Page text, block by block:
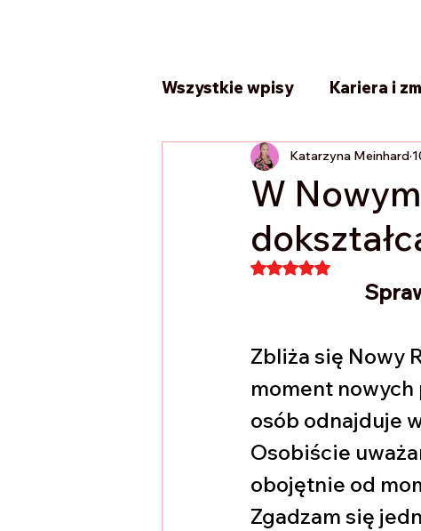
Wszystkie wpisy Kariera i
Planowanie i organizacja
W
Katarzyna Meinhard
Oceniono na NaN z 5
Zbliża się Nowy
moment
osób odnajduje
Osobiście
obojętnie od
Zgadzam się